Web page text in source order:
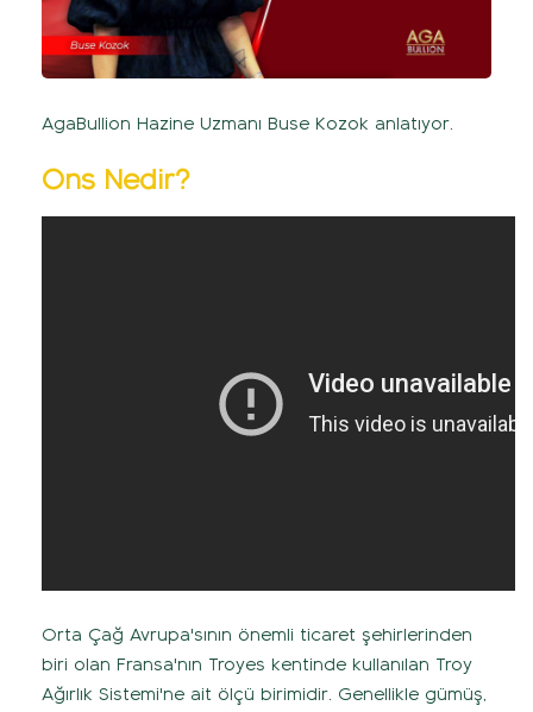
AgaBullion Hazine Uzmanı Buse Kozok anlatıyor.
Ons Nedir?
Orta Çağ Avrupa'sının önemli ticaret şehirlerinden
biri olan Fransa'nın Troyes kentinde kullanılan Troy
Ağırlık Sistemi'ne ait ölçü birimidir. Genellikle gümüş,